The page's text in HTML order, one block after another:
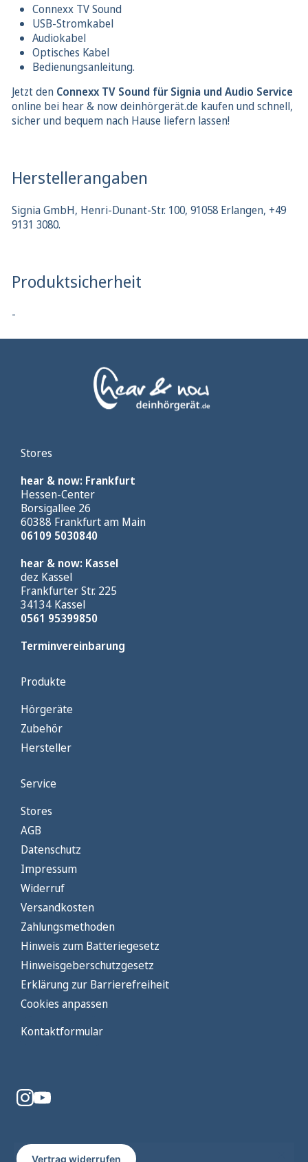
Connexx TV Sound
USB-Stromkabel
Audiokabel
Optisches Kabel
Bedienungsanleitung.
Jetzt den Connexx TV Sound für Signia und Audio Service
online bei hear & now deinhörgerät.de kaufen und schnell,
sicher und bequem nach Hause liefern lassen!
Herstellerangaben
Signia GmbH, Henri-Dunant-Str. 100, 91058 Erlangen, +49
9131 3080.
Produktsicherheit
-
Stores
hear & now: Frankfurt
Hessen-Center
Borsigallee 26
60388 Frankfurt am Main
06109 5030840
hear & now: Kassel
dez Kassel
Frankfurter Str. 225
34134 Kassel
0561 95399850
Terminvereinbarung
Produkte
Hörgeräte
Zubehör
Hersteller
Service
Stores
AGB
Datenschutz
Impressum
Widerruf
Versandkosten
Zahlungsmethoden
Hinweis zum Batteriegesetz
Hinweisgeberschutzgesetz
Erklärung zur Barrierefreiheit
Cookies anpassen
Kontaktformular
Vertrag widerrufen